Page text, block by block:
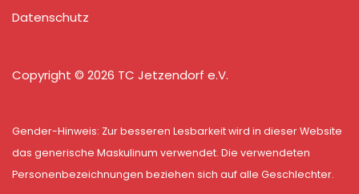
Datenschutz
Copyright © 2026 TC Jetzendorf e.V.
Gender-Hinweis: Zur besseren Lesbarkeit wird in dieser Website
das generische Maskulinum verwendet. Die verwendeten
Personenbezeichnungen beziehen sich auf alle Geschlechter.